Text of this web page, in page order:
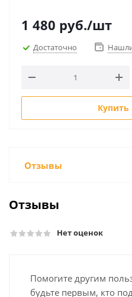
1 480 руб./шт
Достаточно
Купить
Отзывы
Отзывы
Нет оценок
Помогите другим
будьте первым, кто